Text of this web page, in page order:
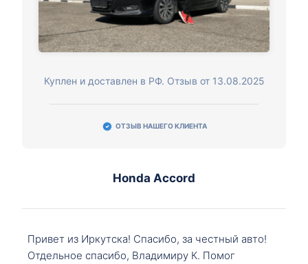
Куплен и доставлен в РФ. Отзыв от 13.08.2025
ОТЗЫВ НАШЕГО КЛИЕНТА
Honda Accord
Привет из Иркутска! Спасибо, за честный авто!
Отдельное спасибо, Владимиру К. Помог